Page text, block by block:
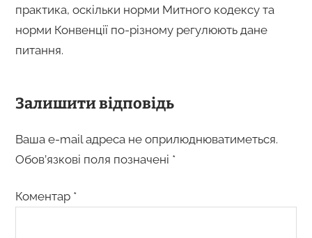
практика, оскільки норми Митного кодексу та
норми Конвенції по-різному регулюють дане
питання.
Залишити відповідь
Ваша e-mail адреса не оприлюднюватиметься.
Обов’язкові поля позначені *
Коментар *